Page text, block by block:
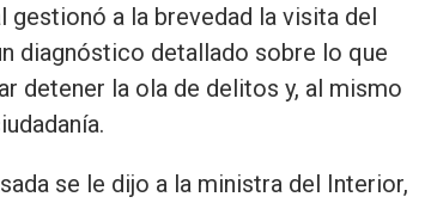
a la brevedad la visita del
diagnóstico detallado sobre lo que
detener la ola de delitos y, al mismo
se le dijo a la ministra del Interior,